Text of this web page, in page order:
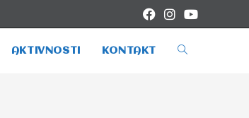
AKTIVNOSTI KONTAKT